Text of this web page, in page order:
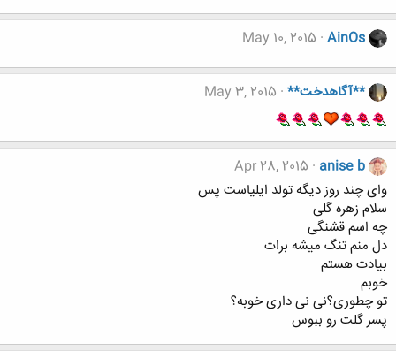
AinOs
May 10, 2015
**آگاهدخت** May 3, 2015
anise b
Apr 28, 2015
وای چند روز دیگه تولد ایلیاست پس
سلام زهره گلی
چه اسم قشنگی
دل منم تنگ میشه برات
بیادت هستم
خوبم
تو چطوری؟نی نی داری خوبه؟
پسر گلت رو ببوس